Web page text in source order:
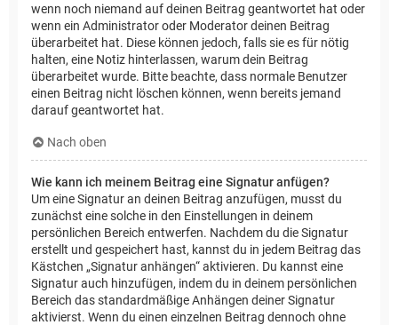
wenn noch niemand auf deinen Beitrag geantwortet hat oder
wenn ein Administrator oder Moderator deinen Beitrag
überarbeitet hat. Diese können jedoch, falls sie es für nötig
halten, eine Notiz hinterlassen, warum dein Beitrag
überarbeitet wurde. Bitte beachte, dass normale Benutzer
einen Beitrag nicht löschen können, wenn bereits jemand
darauf geantwortet hat.
Nach oben
Wie kann ich meinem Beitrag eine Signatur anfügen?
Um eine Signatur an deinen Beitrag anzufügen, musst du
zunächst eine solche in den Einstellungen in deinem
persönlichen Bereich entwerfen. Nachdem du die Signatur
erstellt und gespeichert hast, kannst du in jedem Beitrag das
Kästchen „Signatur anhängen“ aktivieren. Du kannst eine
Signatur auch hinzufügen, indem du in deinem persönlichen
Bereich das standardmäßige Anhängen deiner Signatur
aktivierst. Wenn du einen einzelnen Beitrag dennoch ohne